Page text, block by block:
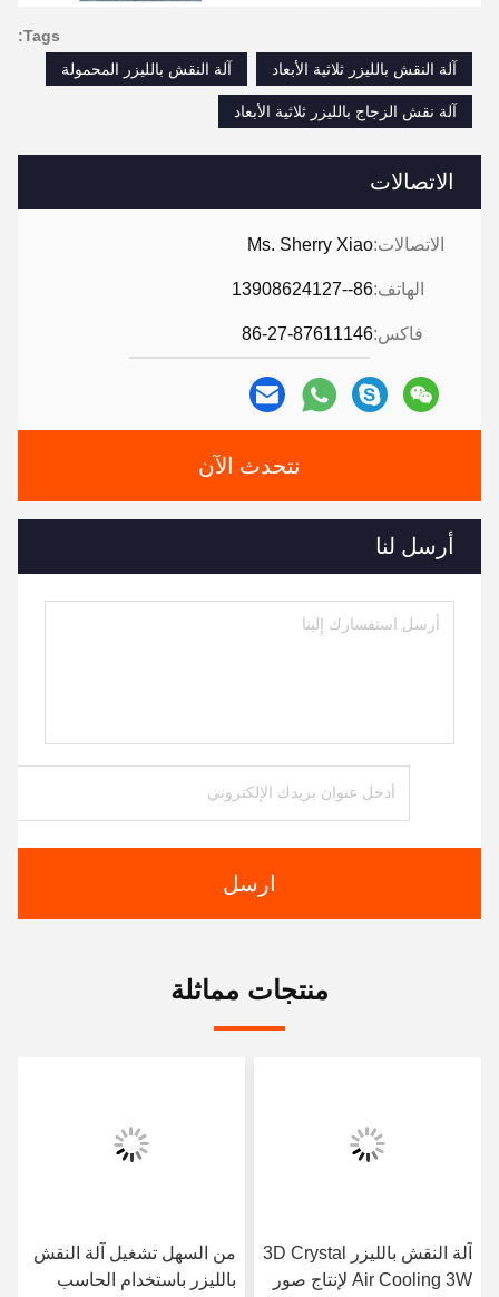
الاتصالات
الاتصالات:Ms. Sherry Xiao
الهاتف:86--13908624127
فاكس:86-27-87611146
نتحدث الآن
أرسل لنا
ارسل
Tags:
آلة النقش بالليزر ثلاثية الأبعاد
آلة النقش بالليزر المحمولة
آلة نقش الزجاج بالليزر ثلاثية الأبعاد
منتجات مماثلة
آلة النقش بالليزر 3D Crystal
Air Cooling 3W لإنتاج صور
من السهل تشغيل آلة النقش
بالليزر باستخدام الحاسب